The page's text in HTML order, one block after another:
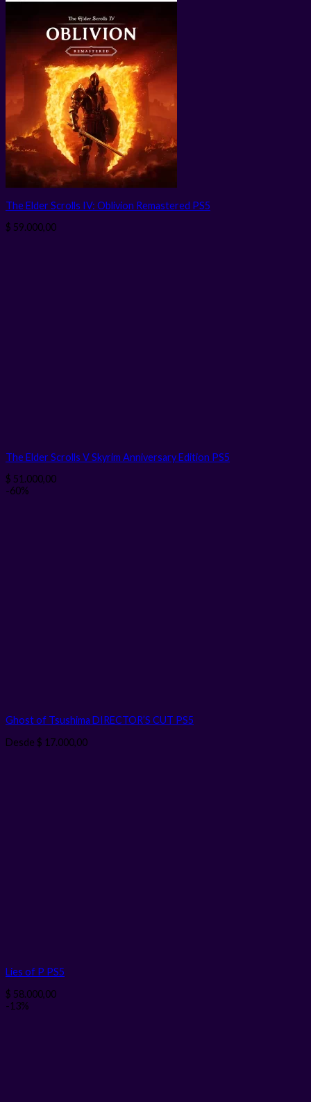
The Elder Scrolls IV: Oblivion Remastered PS5
$ 59.000,00
The Elder Scrolls V Skyrim Anniversary Edition PS5
$ 51.000,00
-60%
Ghost of Tsushima DIRECTOR’S CUT PS5
Desde $ 17.000,00
Lies of P PS5
$ 58.000,00
-13%